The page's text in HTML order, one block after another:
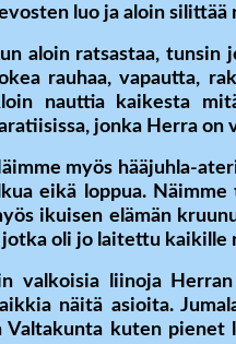
luo ja aloin
aloin ratsastaa, tunsin
rauhaa, vapautta,
nauttia kaikesta
jonka Herra on
myös hääjuhla-
eikä loppua.
ikuisen elämän
oli jo laitettu kaikille
valkoisia liinoja
näitä asioita.
Valtakunta kuten pienet